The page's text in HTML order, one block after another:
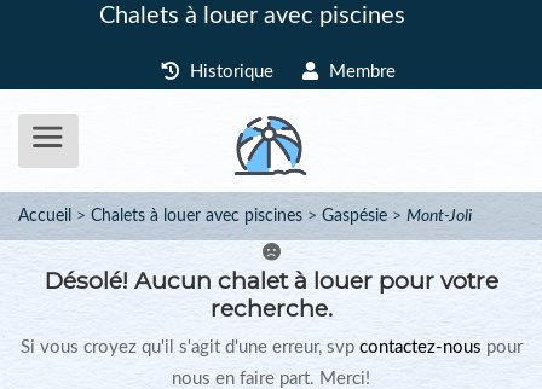
Chalets à louer avec piscines
Historique Membre
Accueil Chalets à louer avec piscines Gaspésie Mont-Joli
Désolé! Aucun chalet à louer pour votre
recherche.
Si vous croyez qu'il s'agit d'une erreur, svp contactez-nous pour
nous en faire part. Merci!